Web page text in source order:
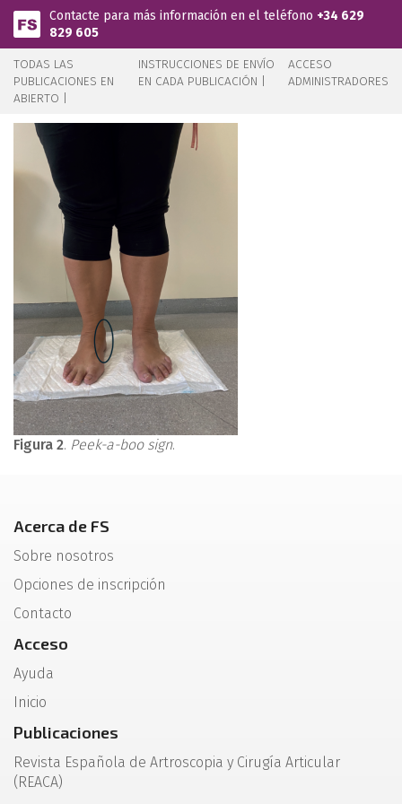
Pasar al contenido principal
Contacte para más información en el teléfono +34 629
829 605
TODAS LAS
PUBLICACIONES EN
ABIERTO |
INSTRUCCIONES DE ENVÍO
EN CADA PUBLICACIÓN |
ACCESO
ADMINISTRADORES
Figura 2. Peek-a-boo sign.
Acerca de FS
Sobre nosotros
Opciones de inscripción
Contacto
Acceso
Ayuda
Inicio
Publicaciones
Revista Española de Artroscopia y Cirugía Articular
(REACA)